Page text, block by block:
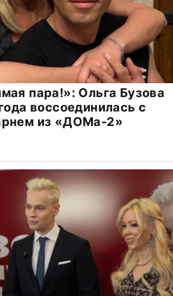
пара!»: Ольга Бузова
воссоединилась с
из «ДОМа-2»